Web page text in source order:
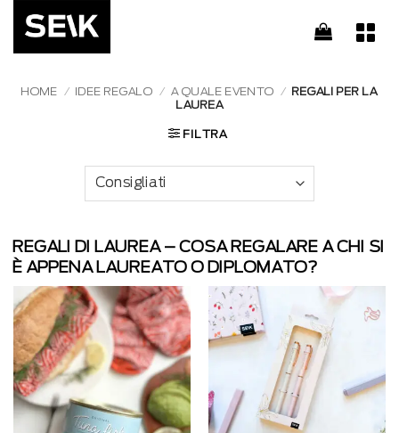
HOME / IDEE REGALO / A QUALE EVENTO / REGALI PER LA
LAUREA
FILTRA
REGALI DI LAUREA – COSA REGALARE A CHI SI
È APPENA LAUREATO O DIPLOMATO?